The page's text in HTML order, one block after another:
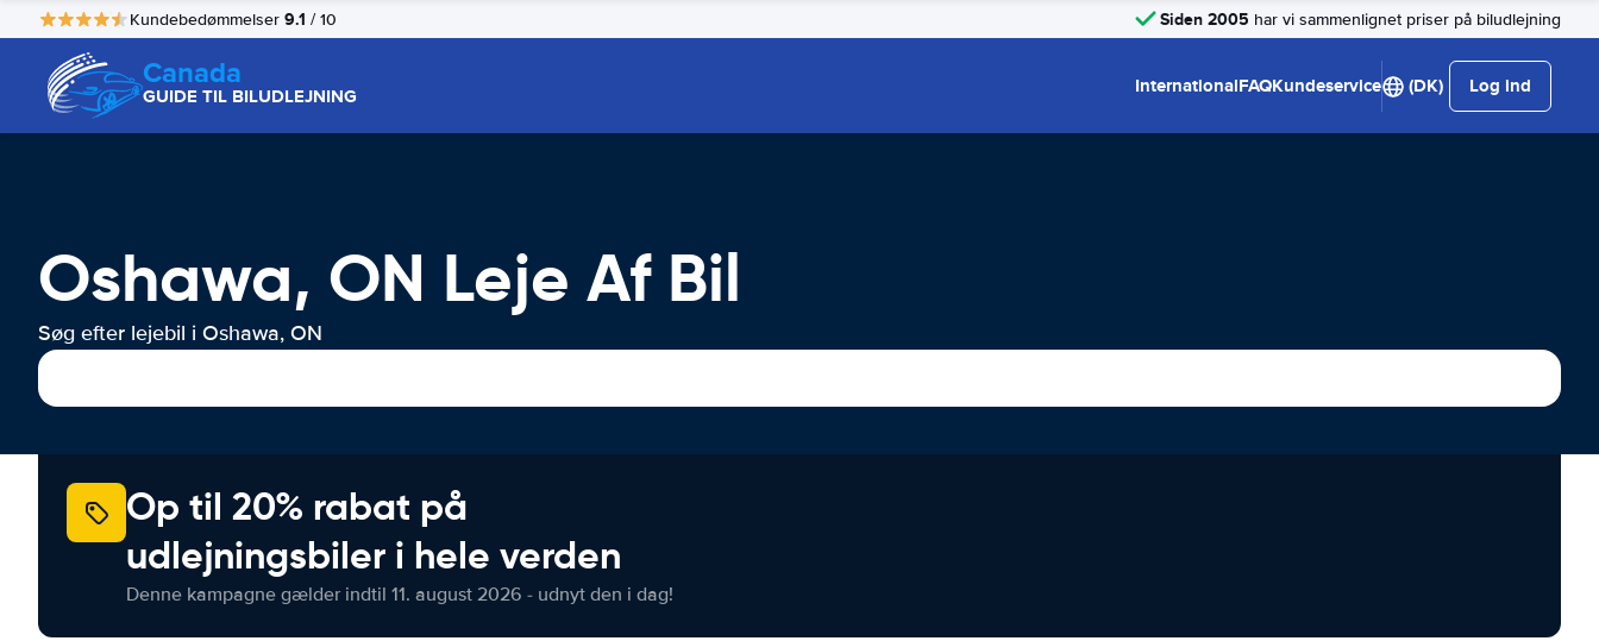
Kundebedømmelser 9.1 / 10 Siden 2005 har vi sammenlignet priser på biludlejning
Canada
GUIDE TIL BILUDLEJNING InternationalFAQKundeservice (DK) Log ind
Oshawa, ON Leje Af Bil
Søg efter lejebil i Oshawa, ON
Op til 20% rabat på
udlejningsbiler i hele verden
Denne kampagne gælder indtil 11. august 2026 - udnyt den i dag!